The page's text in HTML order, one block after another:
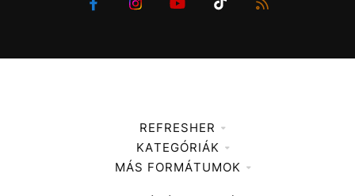
REFRESHER
Médiaajánlat
KATEGÓRIÁK
Zene
MÁS FORMÁTUMOK